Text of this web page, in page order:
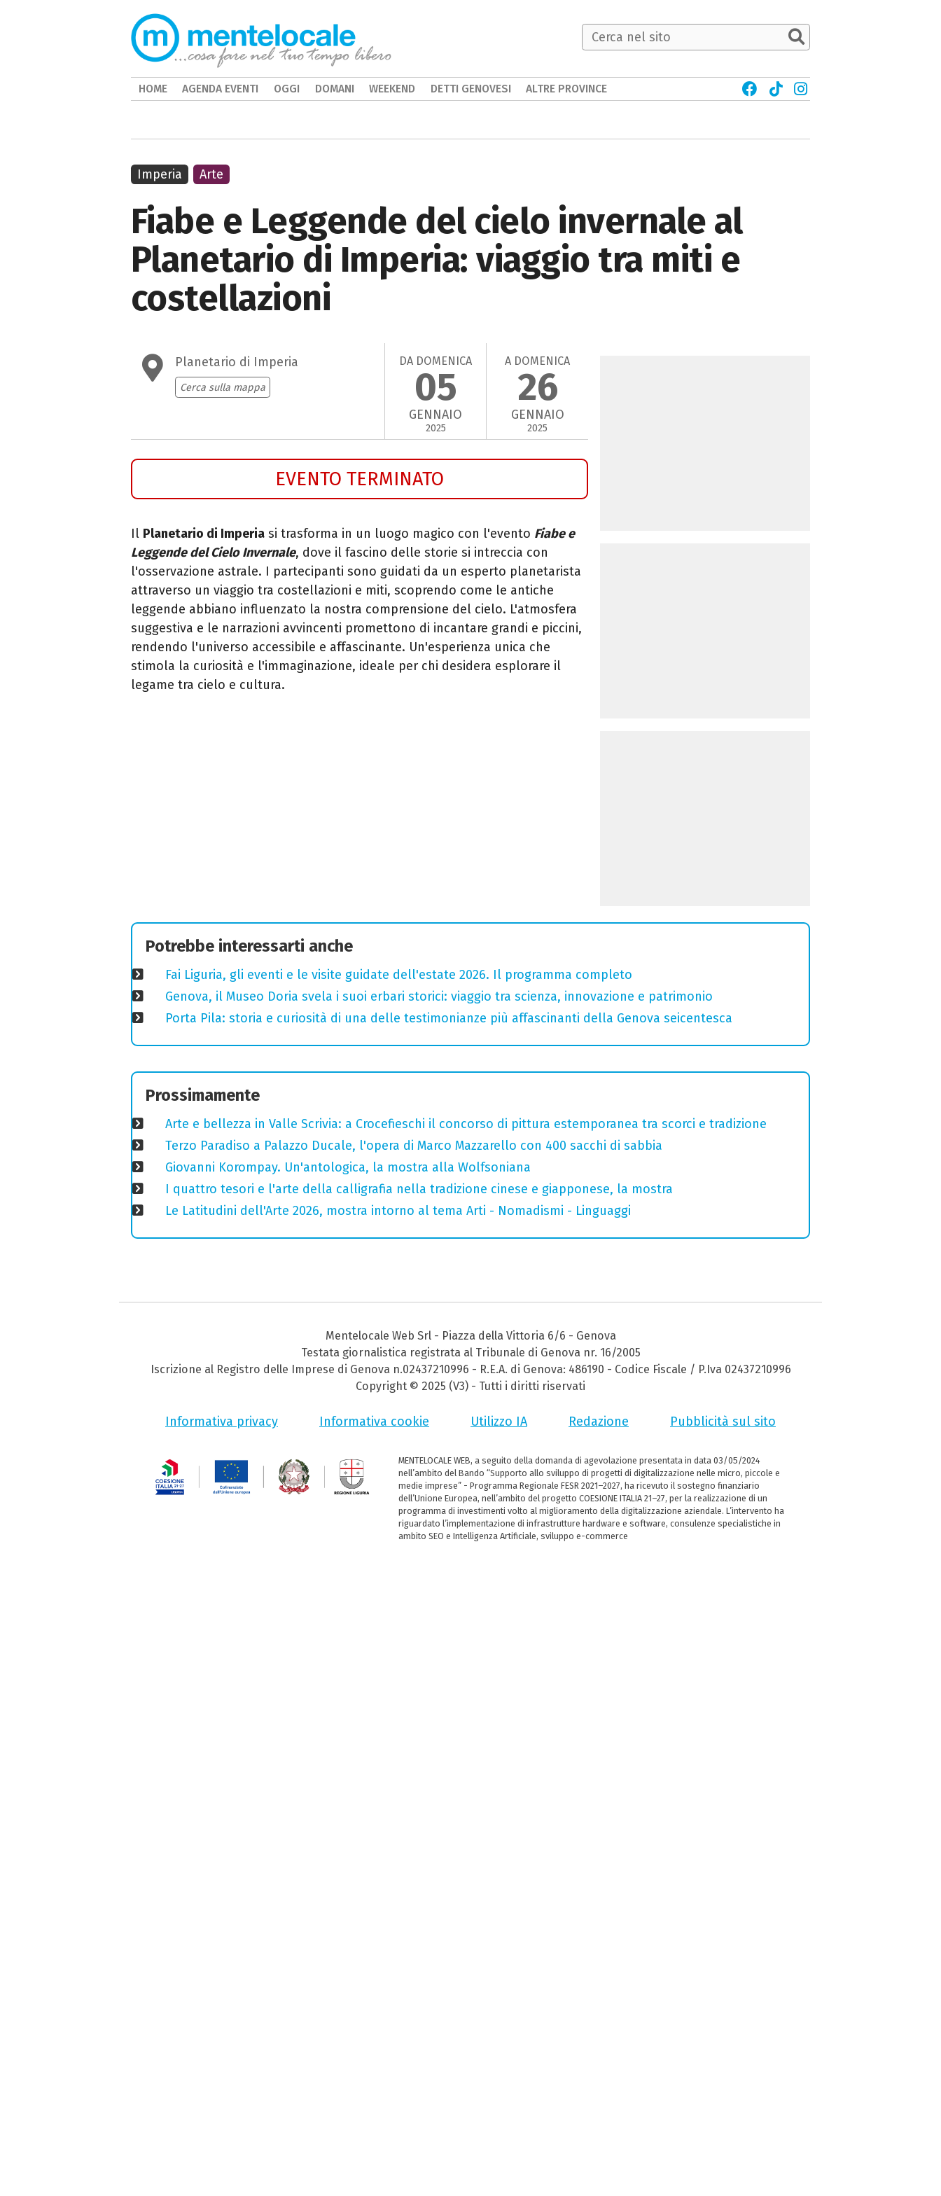
Fiabe e Leggende del cielo invernale al
Planetario di Imperia: viaggio tra miti e
costellazioni
Planetario di Imperia
Cerca sulla mappa
DA DOMENICA
05
GENNAIO
2025
A DOMENICA
26
GENNAIO
2025
EVENTO TERMINATO
Il Planetario di Imperia si trasforma in un luogo magico con l'evento Fiabe e
Leggende del Cielo Invernale, dove il fascino delle storie si intreccia con
l'osservazione astrale. I partecipanti sono guidati da un esperto planetarista
attraverso un viaggio tra costellazioni e miti, scoprendo come le antiche
leggende abbiano influenzato la nostra comprensione del cielo. L'atmosfera
suggestiva e le narrazioni avvincenti promettono di incantare grandi e piccini,
rendendo l'universo accessibile e affascinante. Un'esperienza unica che
stimola la curiosità e l'immaginazione, ideale per chi desidera esplorare il
legame tra cielo e cultura.
Imperia Arte
Potrebbe interessarti anche
Fai Liguria, gli eventi e le visite guidate dell'estate 2026. Il programma completo
Genova, il Museo Doria svela i suoi erbari storici: viaggio tra scienza, innovazione e patrimonio
Porta Pila: storia e curiosità di una delle testimonianze più affascinanti della Genova seicentesca
Prossimamente
Arte e bellezza in Valle Scrivia: a Crocefieschi il concorso di pittura estemporanea tra scorci e tradizione
Terzo Paradiso a Palazzo Ducale, l'opera di Marco Mazzarello con 400 sacchi di sabbia
Giovanni Korompay. Un'antologica, la mostra alla Wolfsoniana
I quattro tesori e l'arte della calligrafia nella tradizione cinese e giapponese, la mostra
Le Latitudini dell'Arte 2026, mostra intorno al tema Arti - Nomadismi - Linguaggi
HOME AGENDA EVENTI OGGI DOMANI WEEKEND DETTI GENOVESI ALTRE PROVINCE
Mentelocale Web Srl - Piazza della Vittoria 6/6 - Genova
Testata giornalistica registrata al Tribunale di Genova nr. 16/2005
Iscrizione al Registro delle Imprese di Genova n.02437210996 - R.E.A. di Genova: 486190 - Codice Fiscale / P.Iva 02437210996
Copyright © 2025 (V3) - Tutti i diritti riservati
Informativa privacy Informativa cookie Utilizzo IA Redazione Pubblicità sul sito
MENTELOCALE WEB, a seguito della domanda di agevolazione presentata in data 03/05/2024
nell’ambito del Bando “Supporto allo sviluppo di progetti di digitalizzazione nelle micro, piccole e
medie imprese” - Programma Regionale FESR 2021–2027, ha ricevuto il sostegno finanziario
dell’Unione Europea, nell’ambito del progetto COESIONE ITALIA 21–27, per la realizzazione di un
programma di investimenti volto al miglioramento della digitalizzazione aziendale. L’intervento ha
riguardato l’implementazione di infrastrutture hardware e software, consulenze specialistiche in
ambito SEO e Intelligenza Artificiale, sviluppo e-commerce